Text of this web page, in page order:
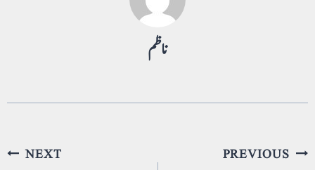
ناظم
پوسٹوںPREVIOUS
NEXT